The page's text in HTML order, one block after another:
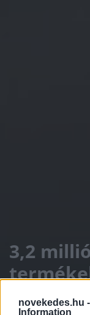
novekedes.hu -
Information
3,2